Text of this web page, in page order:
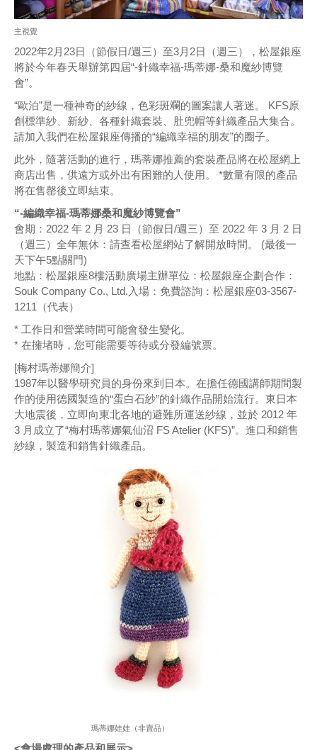
主視覺
2022年2月23日（節假日/週三）至3月2日（週三），松屋銀座
將於今年春天舉辦第四屆“-針織幸福-瑪蒂娜-桑和魔紗博覽
會”。
“歐泊”是一種神奇的紗線，色彩斑斕的圖案讓人著迷。 KFS原
創標準紗、新紗、各種針織套裝、肚兜帽等針織產品大集合。
請加入我們在松屋銀座傳播的“編織幸福的朋友”的圈子。
此外，隨著活動的進行，瑪蒂娜推薦的套裝產品將在松屋網上
商店出售，供遠方或外出有困難的人使用。 *數量有限的產品
將在售罄後立即結束。
“-編織幸福-瑪蒂娜桑和魔紗博覽會”
會期：2022 年 2 月 23 日（節假日/週三）至 2022 年 3 月 2 日
（週三）全年無休：請查看松屋網站了解開放時間。 (最後一
天下午5點關門)
地點：松屋銀座8樓活動廣場主辦單位：松屋銀座企劃合作：
Souk Company Co., Ltd.入場：免費諮詢：松屋銀座03-3567-
1211（代表）
* 工作日和營業時間可能會發生變化。
* 在擁堵時，您可能需要等待或分發編號票。
[梅村瑪蒂娜簡介]
1987年以醫學研究員的身份來到日本。在擔任德國講師期間製
作的使用德國製造的“蛋白石紗”的針織作品開始流行。東日本
大地震後，立即向東北各地的避難所運送紗線，並於 2012 年
3 月成立了“梅村瑪蒂娜氣仙沼 FS Atelier (KFS)”。進口和銷售
紗線，製造和銷售針織產品。
瑪蒂娜娃娃（非賣品）